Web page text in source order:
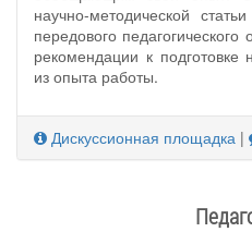
научно-методической
передового
рекомендации к подготовке
из опыта работы.
Дискуссионная площадка |